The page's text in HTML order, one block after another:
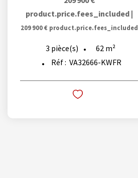
product.price.fees_included |
209 900 € product.price.fees_included
3 pièce(s) 62 m²
Réf : VA32666-KWFR